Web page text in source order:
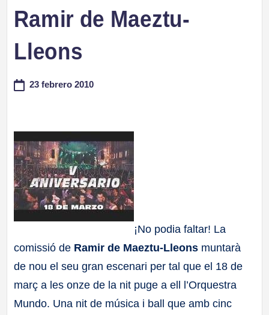
Ramir de Maeztu-
Lleons
23 febrero 2010
¡No podia faltar! La
comissió de Ramir de Maeztu-Lleons muntarà
de nou el seu gran escenari per tal que el 18 de
març a les onze de la nit puge a ell l’Orquestra
Mundo. Una nit de música i ball que amb cinc